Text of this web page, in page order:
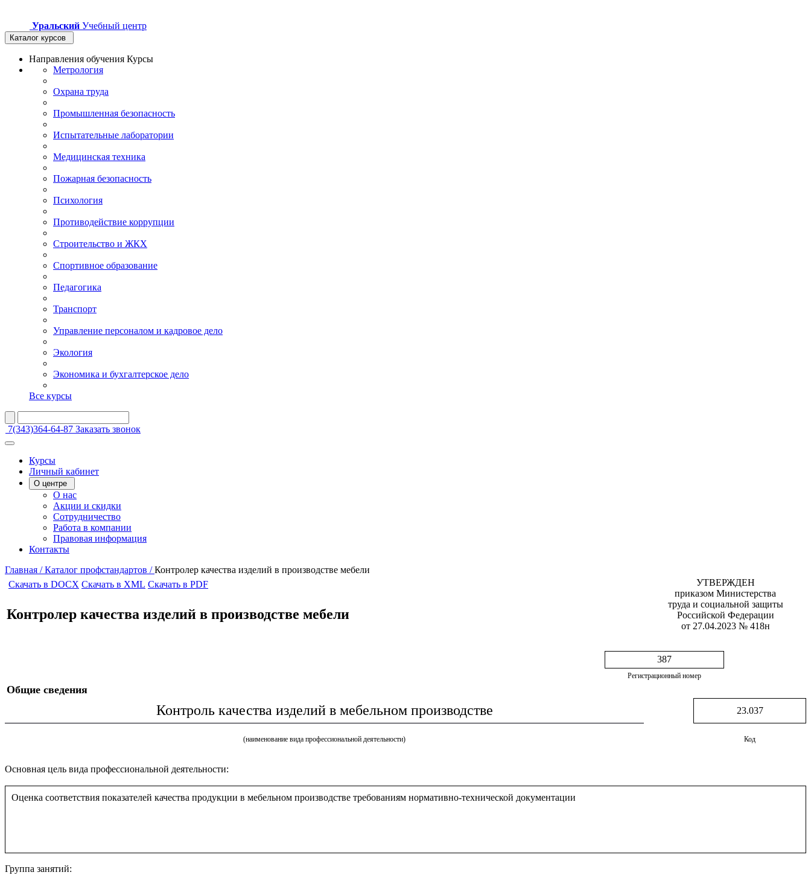
Уральский Учебный центр
Каталог курсов
Направления обучения Курсы
Метрология
Охрана труда
Промышленная безопасность
Испытательные лаборатории
Медицинская техника
Пожарная безопасность
Психология
Противодействие коррупции
Строительство и ЖКХ
Спортивное образование
Педагогика
Транспорт
Управление персоналом и кадровое дело
Экология
Экономика и бухгалтерское дело
Все курсы
7(343)364-64-87 Заказать звонок
Курсы
Личный кабинет
О центре
О нас
Акции и скидки
Сотрудничество
Работа в компании
Правовая информация
Контакты
Главная /Каталог профстандартов /Контролер качества изделий в производстве мебели
Скачать в DOCX Скачать в XML Скачать в PDF
УТВЕРЖДЕН
приказом Министерства
труда и социальной защиты
Российской Федерации
от 27.04.2023 № 418н
Контролер качества изделий в производстве мебели
387
Регистрационный номер
Общие сведения
Контроль качества изделий в мебельном производстве 23.037
(наименование вида профессиональной деятельности) Код
Основная цель вида профессиональной деятельности:
Оценка соответствия показателей качества продукции в мебельном производстве требованиям нормативно-технической документации
Группа занятий: